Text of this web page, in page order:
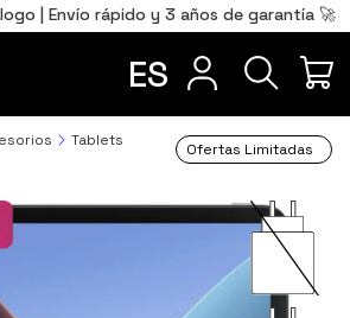
| Envío rápido y 3 años de garantía 🚀
ES
Tablets
Ofertas Limitadas
Total 0,00€
IR AL CARRITO
Português
PT
FR